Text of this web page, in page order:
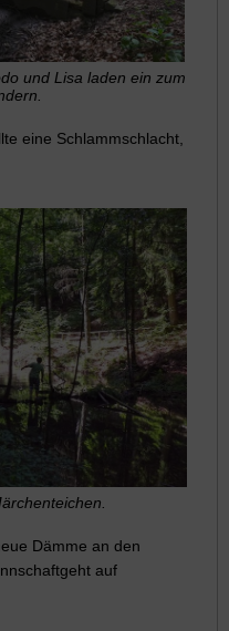
und Lisa laden ein zum
eine Schlammschlacht,
Dämme an den
auf